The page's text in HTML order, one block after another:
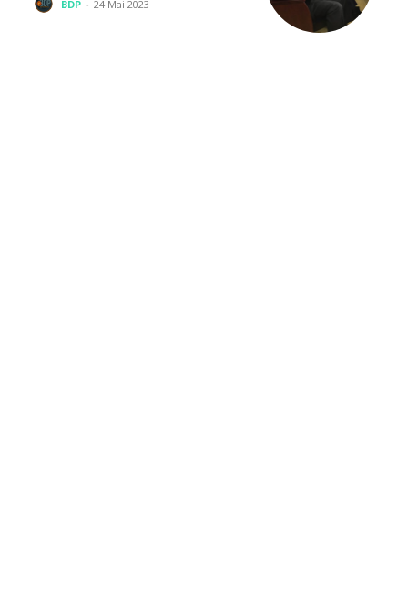
BDP - 24 Mai 2023